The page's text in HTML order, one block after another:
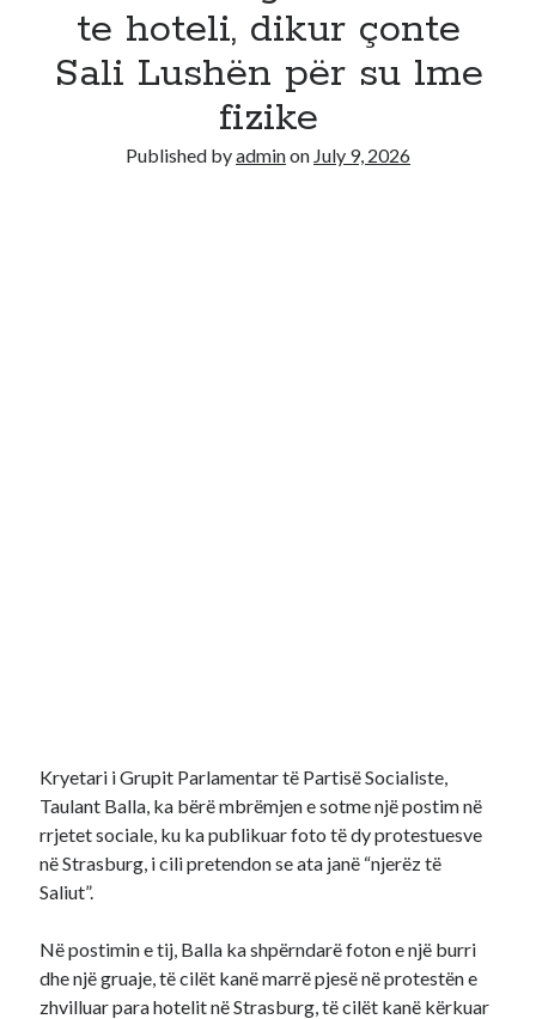
Recent Comments
No comments to show.
te hoteli, dikur çonte
Sali Lushën për su lme
fizike
Published byadminon July 9, 2026
Kryetari i Grupit Parlamentar të Partisë Socialiste,
Taulant Balla, ka bërë mbrëmjen e sotme një postim në
rrjetet sociale, ku ka publikuar foto të dy protestuesve
në Strasburg, i cili pretendon se ata janë “njerëz të
Saliut”.
Në postimin e tij, Balla ka shpërndarë foton e një burri
dhe një gruaje, të cilët kanë marrë pjesë në protestën e
zhvilluar para hotelit në Strasburg, të cilët kanë kërkuar